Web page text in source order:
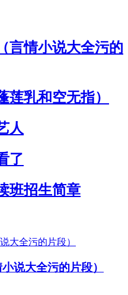
言情小说大全污的
莲乳和空无指）
人
了
班招生简章
说大全污的片段）